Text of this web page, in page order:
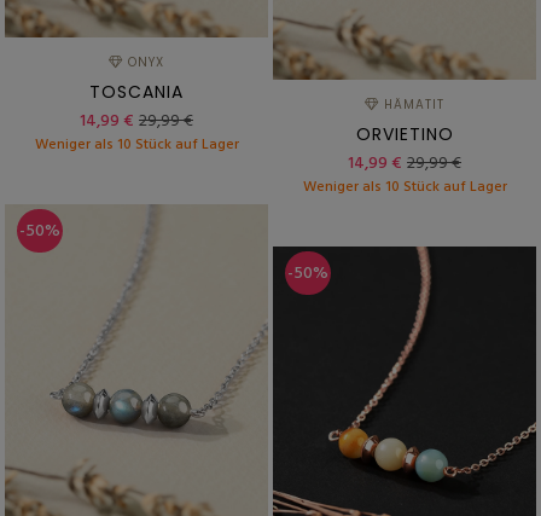
ONYX
TOSCANIA
14,99 € 29,99 €
Weniger als 10 Stück auf Lager
HÄMATIT
ORVIETINO
14,99 € 29,99 €
Weniger als 10 Stück auf Lager
-50%
-50%